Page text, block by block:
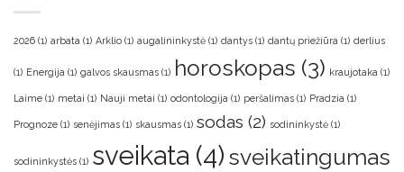
2026 (1) arbata (1) Arklio (1) augalininkystė (1) dantys (1) dantų priežiūra (1) derlius
(1) Energija (1) galvos skausmas (1) horoskopas (3) kraujotaka (1)
Laime (1) metai (1) Nauji metai (1) odontologija (1) peršalimas (1) Pradzia (1)
Prognoze (1) senėjimas (1) skausmas (1) sodas (2) sodininkystė (1)
sodininkystės (1) sveikata (4) sveikatingumas